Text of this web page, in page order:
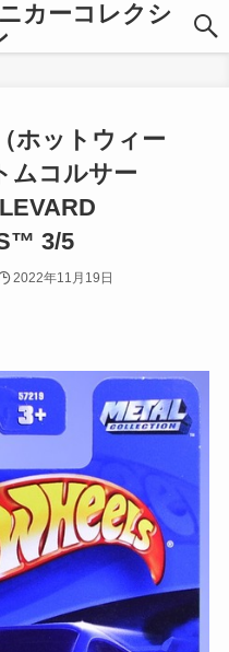
カーコレクシ
ホットウィー
ムコルサー
3/5
2022年11月19日